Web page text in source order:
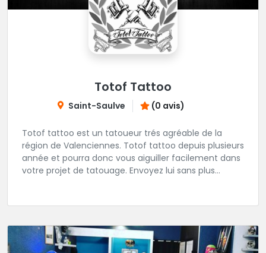
Totof Tattoo
Saint-Saulve (0 avis)
Totof tattoo est un tatoueur trés agréable de la
région de Valenciennes. Totof tattoo depuis plusieurs
année et pourra donc vous aiguiller facilement dans
votre projet de tatouage. Envoyez lui sans plus